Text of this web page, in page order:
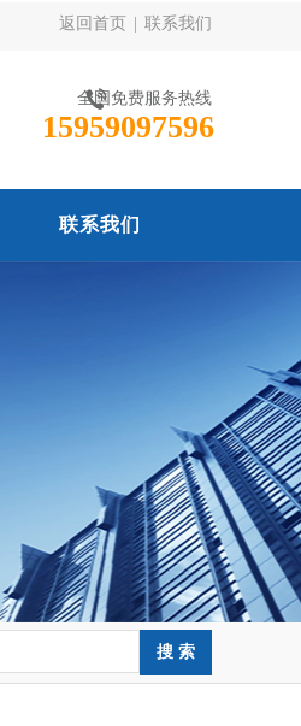
返回首页 联系我们
全国免费服务热线
15959097596
联系我们